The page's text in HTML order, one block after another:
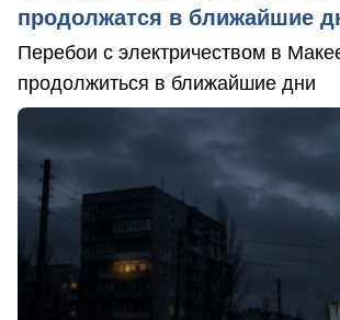
продолжатся в ближайшие
Перебои с электричеством в
продолжиться в ближайшие дни